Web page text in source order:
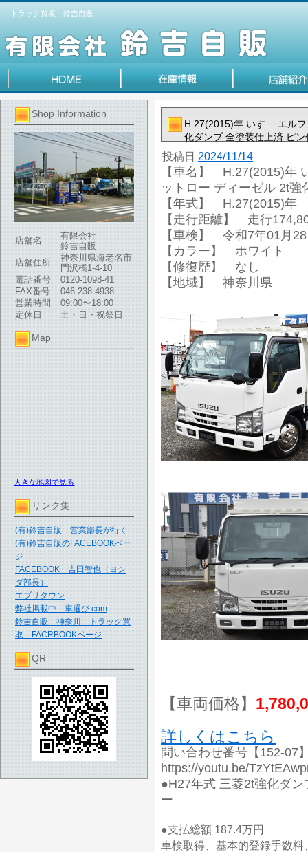
トラック買取 鈴吉自販
Shop Information
店舗名
有限会社
鈴吉自販
店舗住所
神奈川県海老名市
門沢橋1-4-10
電話番号
0120-1098-41
FAX番号
046-238-4938
営業時間
09:00〜18:00
定休日
土・日・祝祭日
Map
大きな地図で見る
リンク集
(有)鈴吉自販 営業部長が行く
(有)鈴吉自販のFACEBOOKペー
ジ
FACEBOOK 吉田智也（ヨシ
ダ部長）
エブリタウン
弊社掲載中 車選び.com
鈴吉自販 神奈川 トラック買
取 FACRBOOKページ
QR
H.27(2015)年 いすゞ エル
化ダンプ 全塗装仕上済 ピン
投稿日 2024/11/14
【車名】 H.27(2015)年
ットロー ディーゼル 2t
【年式】 H.27(2015)年
【走行距離】 走行
【車検】 令和7年01月
【カラー】 ホワイト
【修復歴】 なし
【地域】 神奈川県
【車両価格】
詳しくはこちら
問い合わせ番号【152-07
https://youtu.be/
●H27年式 三菱2t強化ダ
ー
●支払総額 187.4万円
車検取得、基本的登録手数